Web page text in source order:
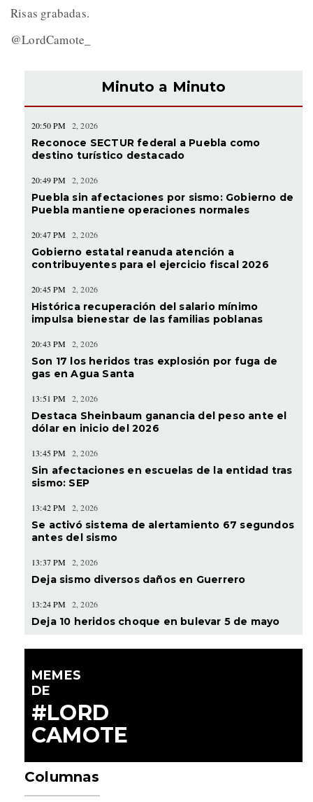
Risas grabadas.
@LordCamote_
Minuto a Minuto
20:50 PM 2, 2026
Reconoce SECTUR federal a Puebla como
destino turístico destacado
20:49 PM 2, 2026
Puebla sin afectaciones por sismo: Gobierno de
Puebla mantiene operaciones normales
20:47 PM 2, 2026
Gobierno estatal reanuda atención a
contribuyentes para el ejercicio fiscal 2026
20:45 PM 2, 2026
Histórica recuperación del salario mínimo
impulsa bienestar de las familias poblanas
20:43 PM 2, 2026
Son 17 los heridos tras explosión por fuga de
gas en Agua Santa
13:51 PM 2, 2026
Destaca Sheinbaum ganancia del peso ante el
dólar en inicio del 2026
13:45 PM 2, 2026
Sin afectaciones en escuelas de la entidad tras
sismo: SEP
13:42 PM 2, 2026
Se activó sistema de alertamiento 67 segundos
antes del sismo
13:37 PM 2, 2026
Deja sismo diversos daños en Guerrero
13:24 PM 2, 2026
Deja 10 heridos choque en bulevar 5 de mayo
MEMES
DE
#LORD
CAMOTE
Columnas